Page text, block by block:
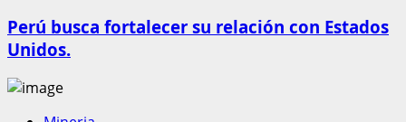
Perú busca fortalecer su relación con Estados
Unidos.